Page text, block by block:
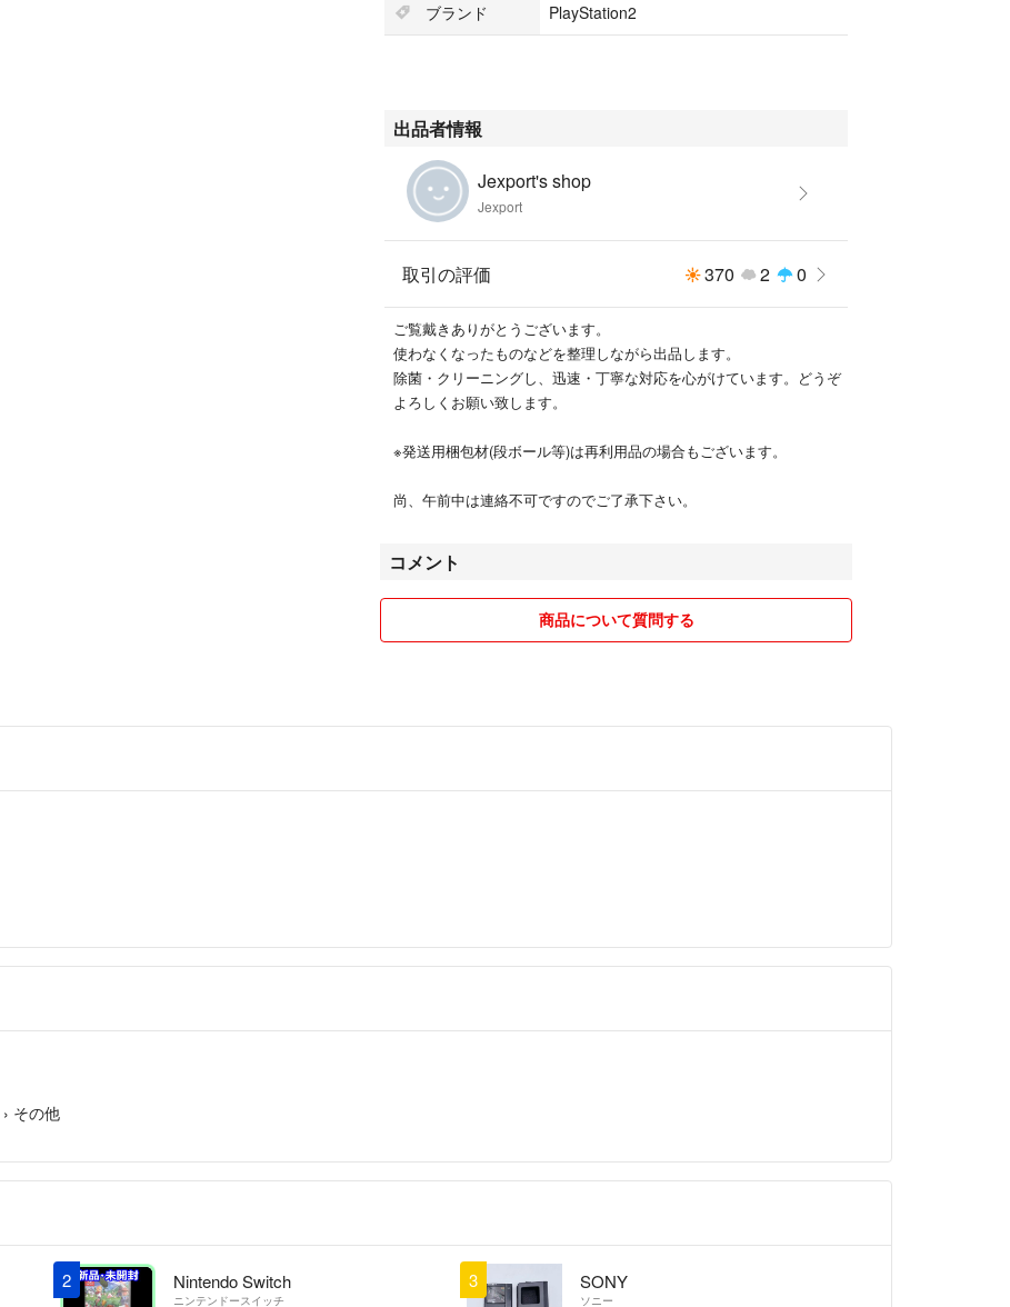
ブランド
PlayStation2
出品者情報
Jexport's shop
Jexport
取引の評価 370 2 0
ご覧戴きありがとうございます。
使わなくなったものなどを整理しながら出品します。
除菌・クリーニングし、迅速・丁寧な対応を心がけています。どうぞ
よろしくお願い致します。
※発送用梱包材(段ボール等)は再利用品の場合もございます。
尚、午前中は連絡不可ですのでご了承下さい。
コメント
商品について質問する
› その他
2 Nintendo Switch
ニンテンドースイッチ
3 SONY
ソニー